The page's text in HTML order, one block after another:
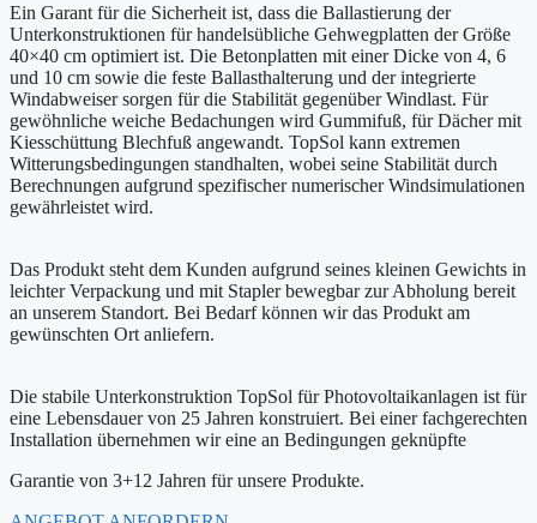
Ein Garant für die Sicherheit ist, dass die Ballastierung der
Unterkonstruktionen für handelsübliche Gehwegplatten der Größe
40×40 cm optimiert ist. Die Betonplatten mit einer Dicke von 4, 6
und 10 cm sowie die feste Ballasthalterung und der integrierte
Windabweiser sorgen für die Stabilität gegenüber Windlast. Für
gewöhnliche weiche Bedachungen wird Gummifuß, für Dächer mit
Kiesschüttung Blechfuß angewandt. TopSol kann extremen
Witterungsbedingungen standhalten, wobei seine Stabilität durch
Berechnungen aufgrund spezifischer numerischer Windsimulationen
gewährleistet wird.
Das Produkt steht dem Kunden aufgrund seines kleinen Gewichts in
leichter Verpackung und mit Stapler bewegbar zur Abholung bereit
an unserem Standort. Bei Bedarf können wir das Produkt am
gewünschten Ort anliefern.
Die stabile Unterkonstruktion TopSol für Photovoltaikanlagen ist für
eine Lebensdauer von 25 Jahren konstruiert. Bei einer fachgerechten
Installation übernehmen wir eine an Bedingungen geknüpfte
Garantie von 3+12 Jahren für unsere Produkte.